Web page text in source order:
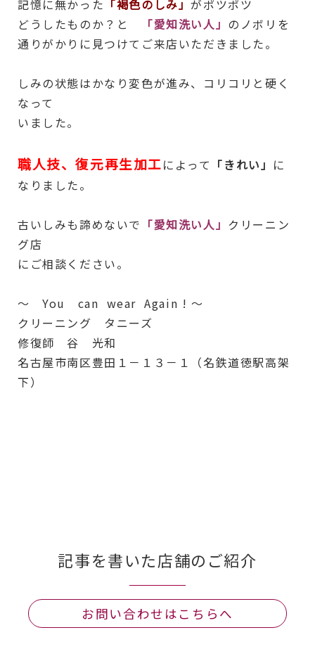
記憶に無かった 「褐色のしみ」がポツポツ
どうしたものか？と
「愛知洗い人」 のノボリを
通りがかりに見つけてご来店いただきました。
しみの状態はかなり変色が進み、コリコリと硬く
なって
いました。
職人技、復元再生加工によって 「きれい」 に
なりました。
古いしみも諦めないで 「愛知洗い人」 クリーニン
グ店
にご相談ください。
～ You can wear Again ! ～
クリーニング タニーズ
修復師 谷 光和
名古屋市南区豊田１－１３－１（名鉄道徳駅高架
下）
記事を書いた店舗のご紹介
お問い合わせはこちらへ